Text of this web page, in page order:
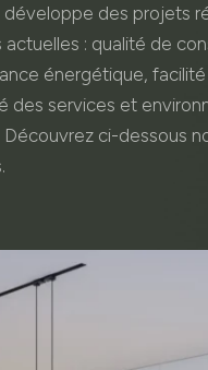
des projets
: qualité de
énergétique, facilité
des services et
Découvrez ci-dessous